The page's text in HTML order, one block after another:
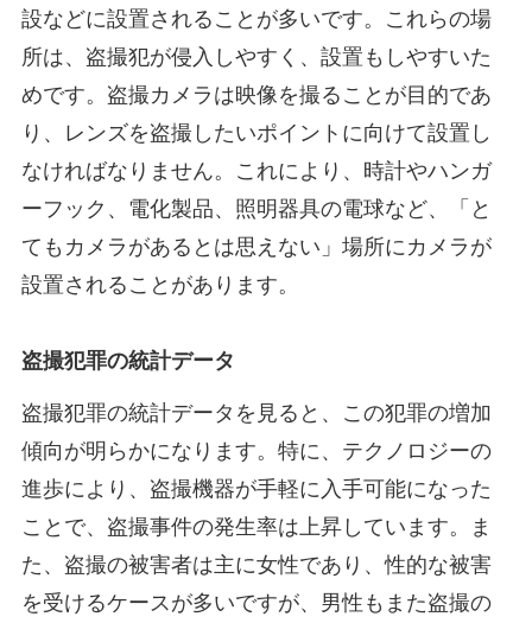
設などに設置されることが多いです。これらの場
所は、盗撮犯が侵入しやすく、設置もしやすいた
めです。盗撮カメラは映像を撮ることが目的であ
り、レンズを盗撮したいポイントに向けて設置し
なければなりません。これにより、時計やハンガ
ーフック、電化製品、照明器具の電球など、「と
てもカメラがあるとは思えない」場所にカメラが
設置されることがあります。
盗撮犯罪の統計データ
盗撮犯罪の統計データを見ると、この犯罪の増加
傾向が明らかになります。特に、テクノロジーの
進歩により、盗撮機器が手軽に入手可能になった
ことで、盗撮事件の発生率は上昇しています。ま
た、盗撮の被害者は主に女性であり、性的な被害
を受けるケースが多いですが、男性もまた盗撮の